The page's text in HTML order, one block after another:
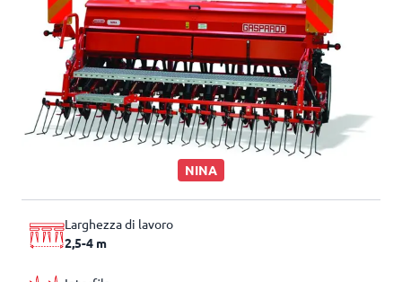
NINA
Larghezza di lavoro
2,5-4 m